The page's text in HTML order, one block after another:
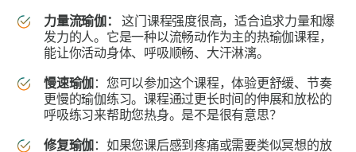
力量流瑜伽：
这门课程强度很高，适合追求力量和爆
发力的人。它是一种以流畅动作为主的热瑜伽课程，
能让你活动身体、呼吸顺畅、大汗淋漓。
慢速瑜伽：您可以参加这个课程，体验更舒缓、节奏
更慢的瑜伽练习。课程通过更长时间的伸展和放松的
呼吸练习来帮助您热身。是不是很有意思？
修复瑜伽：如果您课后感到疼痛或需要类似冥想的放